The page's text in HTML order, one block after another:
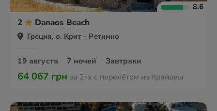
8.6
2 Danaos Beach
Греция, о. Крит – Ретимно
19 августа 7 ночей Завтраки
64 067 грн за 2-х с перелётом из Крайовы